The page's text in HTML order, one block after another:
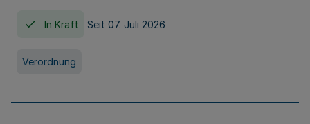
In Kraft Seit 07. Juli 2026
Verordnung